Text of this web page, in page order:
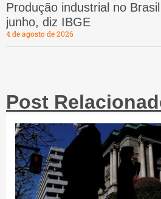
Produção industrial no
junho, diz IBGE
4 de agosto de 2026
Post